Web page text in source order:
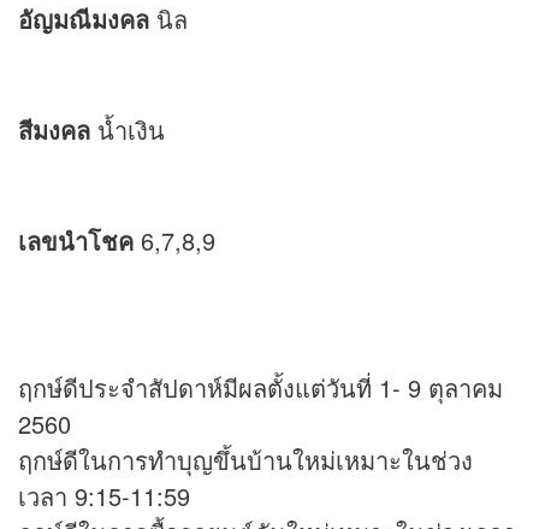
อัญมณีมงคล นิล
สีมงคล น้ำเงิน
เลขนำโชค 6,7,8,9
ฤกษ์ดีประจำสัปดาห์มีผลตั้งแต่วันที่ 1- 9 ตุลาคม
2560
ฤกษ์ดีในการทำบุญขึ้นบ้านใหม่เหมาะในช่วง
เวลา 9:15-11:59